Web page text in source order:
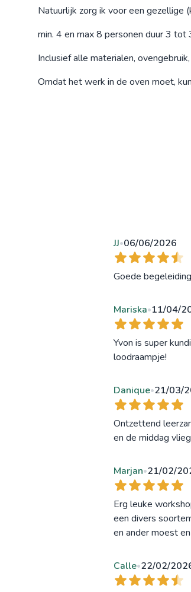
Natuurlijk zorg ik voor een gezellige
min. 4 en max 8 personen duur 3 tot
Inclusief alle materialen,
Omdat het werk in de oven moet,
JJ•06/06/2026
Goede
Mariska•11/04/
Yvon is super
loodraampje!
Danique•21/03/
Ontzettend
en de middag
Marjan•21/02/
Erg leuke
een divers
en ander moest
Calle•22/02/